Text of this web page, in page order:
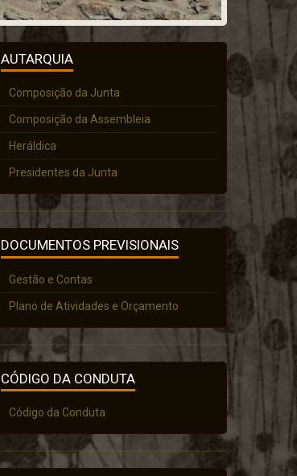
AUTARQUIA
Composição da Junta
Composição da Assembleia
Heráldica
Presidentes da Junta
DOCUMENTOS PREVISIONAIS
Gestão e Contas
Plano de Atividades e Orçamento
CÓDIGO DA CONDUTA
Código da Conduta